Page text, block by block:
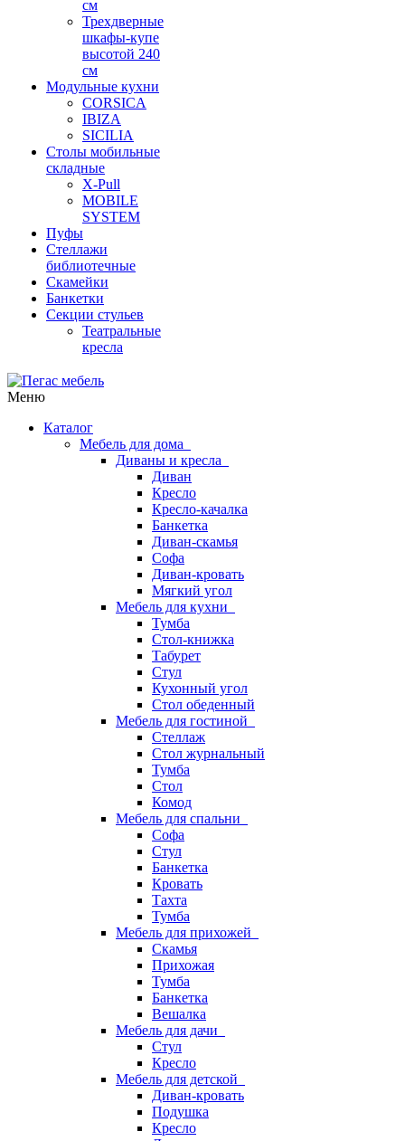
см
Трехдверные
шкафы-купе
высотой 240
см
Модульные кухни
CORSICA
IBIZA
SICILIA
Столы мобильные
складные
X-Pull
MOBILE
SYSTEM
Пуфы
Стеллажи
библиотечные
Скамейки
Банкетки
Секции стульев
Театральные
кресла
Меню
Каталог
Мебель для дома
Диваны и кресла
Диван
Кресло
Кресло-качалка
Банкетка
Диван-скамья
Софа
Диван-кровать
Мягкий угол
Мебель для кухни
Тумба
Стол-книжка
Табурет
Стул
Кухонный угол
Стол обеденный
Мебель для гостиной
Стеллаж
Стол журнальный
Тумба
Стол
Комод
Мебель для спальни
Софа
Стул
Банкетка
Кровать
Тахта
Тумба
Мебель для прихожей
Скамья
Прихожая
Тумба
Банкетка
Вешалка
Мебель для дачи
Стул
Кресло
Мебель для детской
Диван-кровать
Подушка
Кресло